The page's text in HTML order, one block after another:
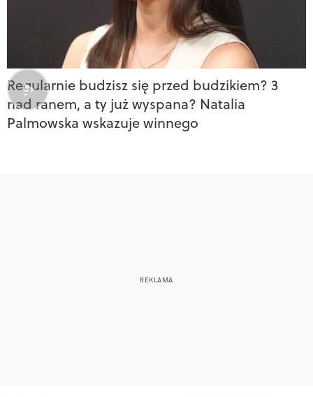
Regularnie budzisz się przed budzikiem? 3
nad ranem, a ty już wyspana? Natalia
Palmowska wskazuje winnego